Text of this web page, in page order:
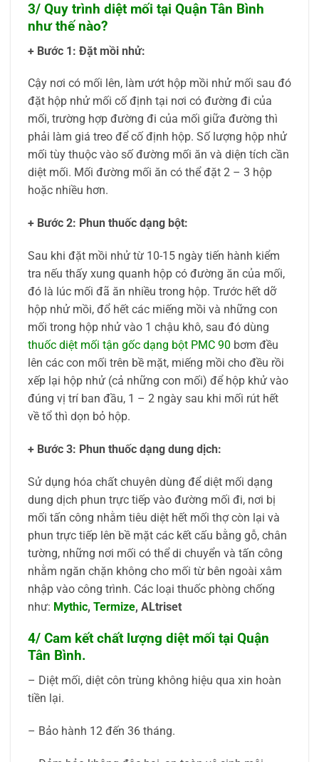
3/ Quy trình diệt mối tại Quận Tân Bình
như thế nào?
+ Bước 1: Đặt mồi nhử:
Cậy nơi có mối lên, làm ướt hộp mồi nhử mối sau đó
đặt hộp nhử mối cố định tại nơi có đường đi của
mối, trường hợp đường đi của mối giữa đường thì
phải làm giá treo để cố định hộp. Số lượng hộp nhử
mối tùy thuộc vào số đường mối ăn và diện tích cần
diệt mối. Mối đường mối ăn có thể đặt 2 – 3 hộp
hoặc nhiều hơn.
+ Bước 2: Phun thuốc dạng bột:
Sau khi đặt mồi nhử từ 10-15 ngày tiến hành kiểm
tra nếu thấy xung quanh hộp có đường ăn của mối,
đó là lúc mối đã ăn nhiều trong hộp. Trước hết dỡ
hộp nhử mồi, đổ hết các miếng mồi và những con
mối trong hộp nhử vào 1 chậu khô, sau đó dùng
thuốc diệt mối tận gốc dạng bột PMC 90 bơm đều
lên các con mối trên bề mặt, miếng mồi cho đều rồi
xếp lại hộp nhử (cả những con mối) để hộp khử vào
đúng vị trí ban đầu, 1 – 2 ngày sau khi mối rút hết
về tổ thì dọn bỏ hộp.
+ Bước 3: Phun thuốc dạng dung dịch:
Sử dụng hóa chất chuyên dùng để diệt mối dạng
dung dịch phun trực tiếp vào đường mối đi, nơi bị
mối tấn công nhằm tiêu diệt hết mối thợ còn lại và
phun trực tiếp lên bề mặt các kết cấu bằng gỗ, chân
tường, những nơi mối có thể di chuyển và tấn công
nhằm ngăn chặn không cho mối từ bên ngoài xâm
nhập vào công trình. Các loại thuốc phòng chống
như: Mythic, Termize, ALtriset
4/ Cam kết chất lượng diệt mối tại Quận
Tân Bình.
– Diệt mối, diệt côn trùng không hiệu qua xin hoàn
tiền lại.
– Bảo hành 12 đến 36 tháng.